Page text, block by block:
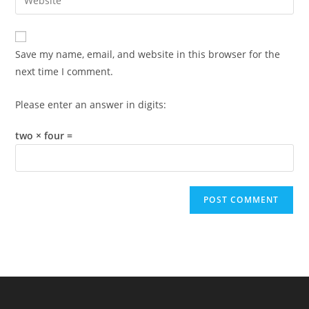
comment
address
comment
your
website
URL
(optional)
Save my name, email, and website in this browser for the
next time I comment.
Please enter an answer in digits:
two × four =